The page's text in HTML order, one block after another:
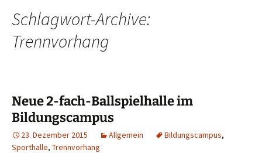
Schlagwort-Archive:
Trennvorhang
Neue 2-fach-Ballspielhalle im
Bildungscampus
23. Dezember 2015 Allgemein Bildungscampus,
Sporthalle, Trennvorhang